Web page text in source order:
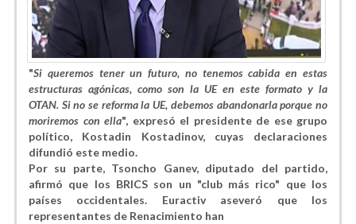
"Si queremos tener un futuro, no tenemos cabida en estas
estructuras agónicas, como son la UE en este formato y la
OTAN. Si no se reforma la UE, debemos abandonarla porque no
moriremos con ella", expresó el presidente de ese grupo
político, Kostadin Kostadinov, cuyas declaraciones
difundió este medio.
Por su parte, Tsoncho Ganev, diputado del partido,
afirmó que los BRICS son un "club más rico" que los
países occidentales. Euractiv aseveró que los
representantes de Renacimiento han